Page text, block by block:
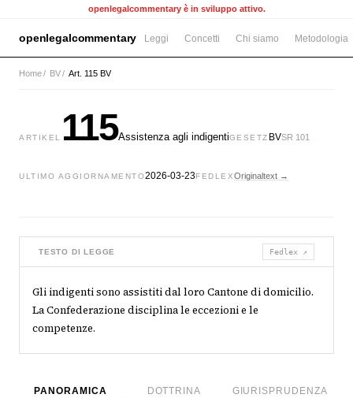
openlegalcommentary è in sviluppo attivo.
openlegalcommentary Leggi Concetti Chi siamo Metodologia
Home/ BV/ Art. 115 BV
ARTIKEL 115Assistenza agli indigentiGESETZ BVSR 101
ULTIMO AGGIORNAMENTO2026-03-23FEDLEXOriginaltext →
TESTO DI LEGGE Fedlex ↗
Gli indigenti sono assistiti dal loro Cantone di domicilio.
La Confederazione disciplina le eccezioni e le
competenze.
PANORAMICA DOTTRINA GIURISPRUDENZA